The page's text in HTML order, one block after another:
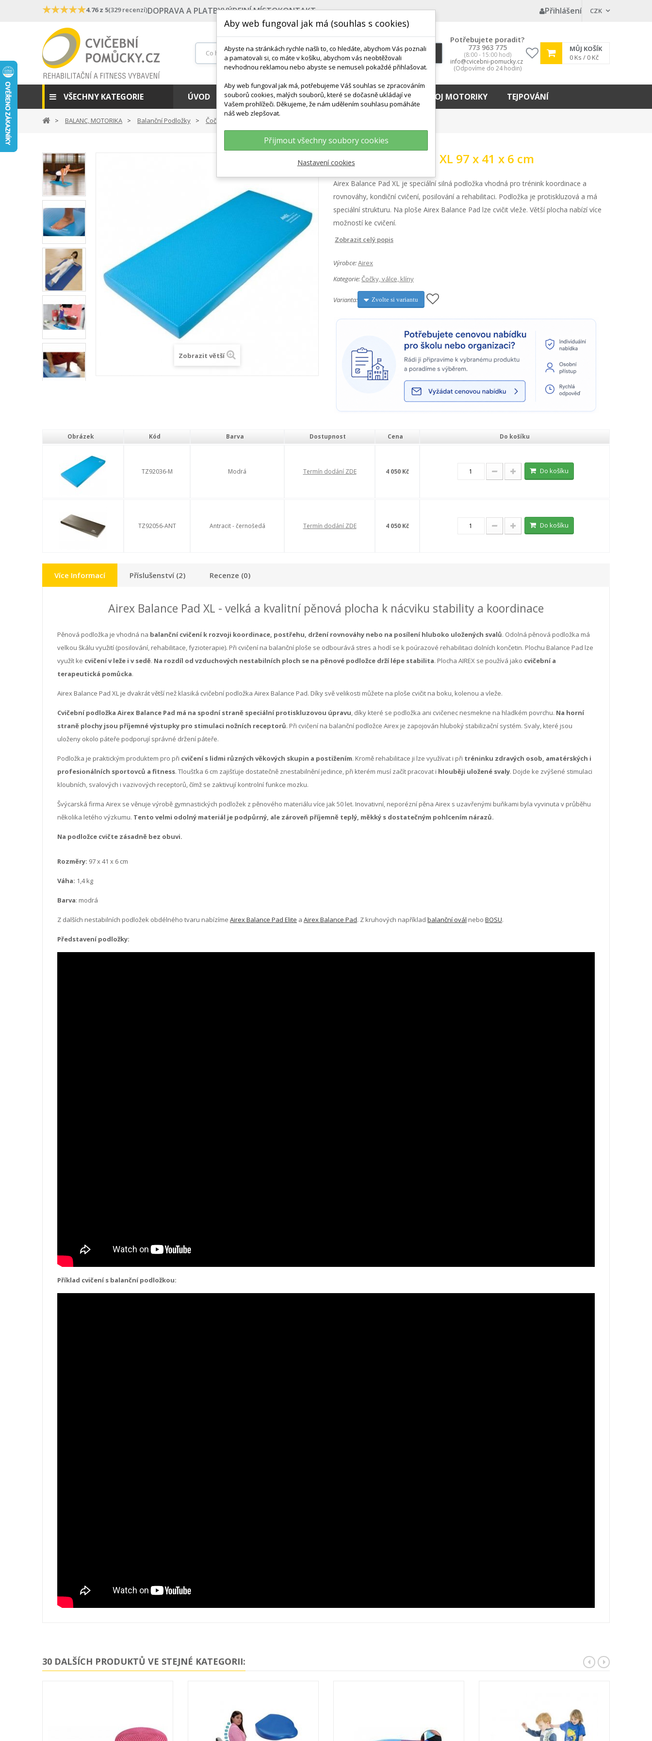
★★★★★4.76 z 5(329 recenzí)DOPRAVA A PLATBYVÝDEJNÍ MÍSTOKONTAKT Přihlášení CZK
Potřebujete poradit?
773 963 775
(8:00 - 15:00 hod)
info@cvicebni-pomucky.cz
(Odpovíme do 24 hodin)
My
wishlist
MŮJ KOŠÍK
0 Ks / 0 Kč
VŠECHNY KATEGORIE ÚVOD NEJPRODÁVANĚJŠÍ POMŮCKY DO VODY ROZVOJ MOTORIKY TEJPOVÁNÍ
BALANC, MOTORIKA Balanční Podložky Čočky, Válce, Klíny
Zobrazit větší
AIREX Balance Pad XL 97 x 41 x 6 cm
Airex Balance Pad XL je speciální silná podložka vhodná pro trénink koordinace a
rovnováhy, kondiční cvičení, posilování a rehabilitaci. Podložka je protiskluzová a má
speciální strukturu. Na ploše Airex Balance Pad lze cvičit vleže. Větší plocha nabízí více
možností ke cvičení.
Zobrazit celý popis
Výrobce:Airex
Kategorie:Čočky, válce, klíny
Varianta: Zvolte si variantu
Obrázek Kód Barva Dostupnost Cena Do košíku
TZ92036-M Modrá Termín dodání ZDE 4 050 Kč Do košíku
TZ92056-ANT Antracit - černošedá Termín dodání ZDE 4 050 Kč Do košíku
Více Informací Příslušenství (2) Recenze (0)
Airex Balance Pad XL - velká a kvalitní pěnová plocha k nácviku stability a koordinace
Pěnová podložka je vhodná na balanční cvičení k rozvoji koordinace, postřehu, držení rovnováhy nebo na posílení hluboko uložených svalů. Odolná pěnová podložka má
velkou škálu využití (posilování, rehabilitace, fyzioterapie). Při cvičení na balanční ploše se odbourává stres a hodí se k poúrazové rehabilitaci dolních končetin. Plochu Balance Pad lze
využít ke cvičení v leže i v sedě. Na rozdíl od vzduchových nestabilních ploch se na pěnové podložce drží lépe stabilita. Plocha AIREX se používá jako cvičební a
terapeutická pomůcka.
Airex Balance Pad XL je dvakrát větší než klasiká cvičební podložka Airex Balance Pad. Díky svě velikosti můžete na ploše cvičit na boku, kolenou a vleže.
Cvičební podložka Airex Balance Pad má na spodní straně speciální protiskluzovou úpravu , díky které se podložka ani cvičenec nesmekne na hladkém povrchu. Na horní
straně plochy jsou příjemné výstupky pro stimulaci nožních receptorů. Při cvičení na balanční podložce Airex je zapojován hluboký stabilizační systém. Svaly, které jsou
uloženy okolo páteře podporují správné držení páteře.
Podložka je praktickým produktem pro při cvičení s lidmi různých věkových skupin a postižením. Kromě rehabilitace ji lze využívat i při tréninku zdravých osob, amatérských i
profesionálních sportovců a fitness. Tloušťka 6 cm zajišťuje dostatečně znestabilnění jedince, při kterém musí začít pracovat i hlouběji uložené svaly. Dojde ke zvýšené stimulaci
kloubních, svalových i vazivových receptorů, čímž se zaktivují kontrolní funkce mozku.
Švýcarská firma Airex se věnuje výrobě gymnastických podložek z pěnového materiálu více jak 50 let. Inovativní, neporézní pěna Airex s uzavřenými buňkami byla vyvinuta v průběhu
několika letého výzkumu. Tento velmi odolný materiál je podpůrný, ale zároveň příjemně teplý, měkký s dostatečným pohlcením nárazů.
Na podložce cvičte zásadně bez obuvi.
Rozměry: 97 x 41 x 6 cm
Váha: 1,4 kg
Barva: modrá
Z dalších nestabilních podložek obdélného tvaru nabízíme Airex Balance Pad Elite a Airex Balance Pad. Z kruhových například balanční ovál nebo BOSU.
Představení podložky:
Příklad cvičení s balanční podložkou:
30 DALŠÍCH PRODUKTŮ VE STEJNÉ KATEGORII:
Aby web fungoval jak má (souhlas s cookies)
Abyste na stránkách rychle našli to, co hledáte, abychom Vás poznali
a pamatovali si, co máte v košíku, abychom vás neobtěžovali
nevhodnou reklamou nebo abyste se nemuseli pokaždé přihlašovat.
Aby web fungoval jak má, potřebujeme Váš souhlas se zpracováním
souborů cookies, malých souborů, které se dočasně ukládají ve
Vašem prohlížeči. Děkujeme, že nám udělením souhlasu pomáháte
náš web zlepšovat.
Přijmout všechny soubory cookies
Nastavení cookies